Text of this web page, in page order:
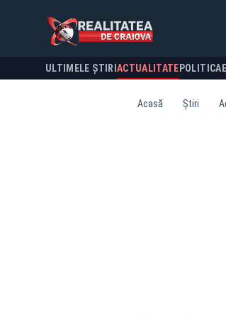
ULTIMELE ȘTIRI ACTUALITATE POLITICA
Acasă Știri